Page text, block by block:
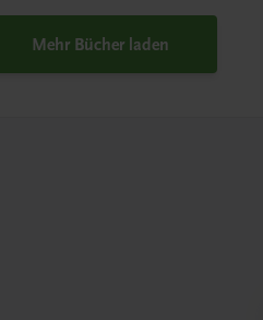
Mehr Bücher laden